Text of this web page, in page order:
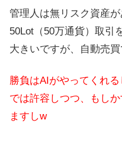
管理人は無リスク資産
50Lot（50万通貨）取引
大きいですが、自動売
勝負はAIがやってくれ
では許容しつつ、もし
ますしw